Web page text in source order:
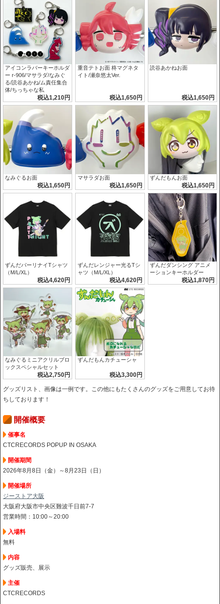
アイコンラバーキーホルダ
ー r-906/マサラダ/なみぐ
る/読谷あかね/ム責任集合
体/ちっちゃな私
税込1,210円
重音テトお面 柊マグネタ
イト/瀬奈悠太Ver.
税込1,650円
読谷あかねお面
税込1,650円
なみぐるお面
税込1,650円
マサラダお面
税込1,650円
ずんだもんお面
税込1,650円
ずんだパーリナイTシャツ
（M/L/XL）
税込4,620円
ずんだレンジャー光るTシ
ャツ（M/L/XL）
税込4,620円
ずんだダンシング アニメ
ーションキーホルダー
税込1,870円
なみぐるミニアクリルブロ
ックスペシャルセット
税込2,750円
ずんだもんカチューシャ
税込3,300円
グッズリスト、画像は一例です。この他にもたくさんのグッズをご用意してお待
ちしております！
開催概要
催事名
CTCRECORDS POPUP IN OSAKA
開催期間
2026年8月8日（金）～8月23日（日）
開催場所
ジーストア大阪
大阪府大阪市中央区難波千日前7-7
営業時間：10:00～20:00
入場料
無料
内容
グッズ販売、展示
主催
CTCRECORDS